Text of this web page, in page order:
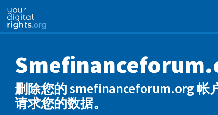
删除您的 smefinanceforum.org 帐
请求您的数据。